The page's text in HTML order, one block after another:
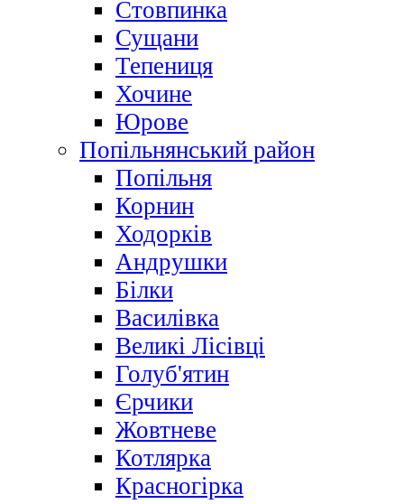
Стовпинка
Сущани
Тепениця
Хочине
Юрове
Попільнянський район
Попільня
Корнин
Ходорків
Андрушки
Білки
Василівка
Великі Лісівці
Голуб'ятин
Єрчики
Жовтневе
Котлярка
Красногірка